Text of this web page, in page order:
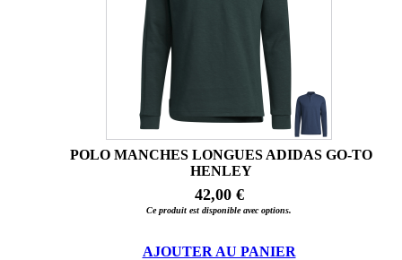
POLO MANCHES LONGUES ADIDAS GO-TO
HENLEY
42,00 €
Ce produit est disponible avec options.
AJOUTER AU PANIER